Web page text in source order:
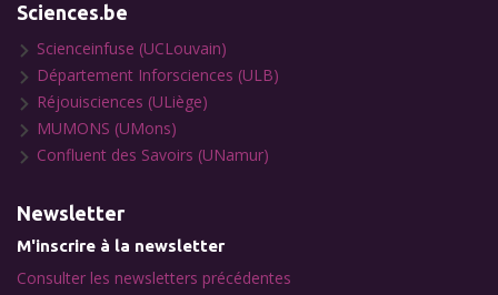
Sciences.be
Scienceinfuse (UCLouvain)
Département Inforsciences (ULB)
Réjouisciences (ULiège)
MUMONS (UMons)
Confluent des Savoirs (UNamur)
Newsletter
M'inscrire à la newsletter
Consulter les newsletters précédentes